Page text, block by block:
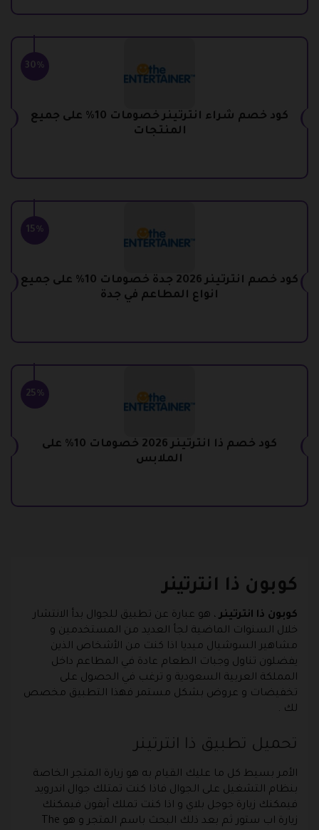
30%
كود خصم شراء انترتينر خصومات 10% على جميع
المنتجات
15%
كود خصم انترتينر 2026 جدة خصومات 10% على جميع
انواع المطاعم في جدة
25%
كود خصم ذا انترتينر 2026 خصومات 10% على
الملابس
كوبون ذا انترتينر
كوبون ذا انترتينر، هو عبارة عن تطبيق للجوال بدأ الانتشار
خلال السنوات الماضية لجأ العديد من المستخدمين و
مشاهير السوشيال ميديا اذا كنت من الأشخاص الذين
يفضلون تناول وجبات الطعام عادة في المطاعم داخل
المملكة العربية السعودية و ترغب في الحصول على
تخفيضات و عروض بشكل مستمر فهذا التطبيق مخصص
لك .
تحميل تطبيق ذا انترتينر
الأمر بسيط كل ما عليك القيام به هو زيارة المتجر الخاصة
بنظام التشغيل على الجوال فاذا كنت تمتلك جوال اندرويد
فيمكنك زيارة جوجل بلاي و اذا كنت تملك آيفون فيمكنك
زيارة اب ستور ثم بعد ذلك البحث باسم المتجر و هو The